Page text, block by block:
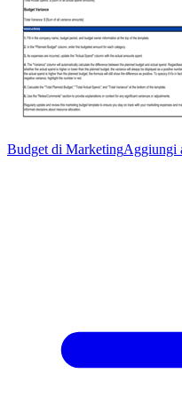
Budget di MarketingAggiungi